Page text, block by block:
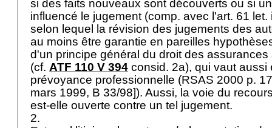
si des faits nouveaux sont découverts ou si
influencé le jugement (comp. avec l'art. 61 let.
selon lequel la révision des jugements des
au moins être garantie en pareilles
d'un principe général du droit des
(cf. ATF 110 V 394 consid. 2a), qui vaut aussi
prévoyance professionnelle (RSAS 2000 p.
mars 1999, B 33/98]). Aussi, la voie du
est-elle ouverte contre un tel jugement.
2.